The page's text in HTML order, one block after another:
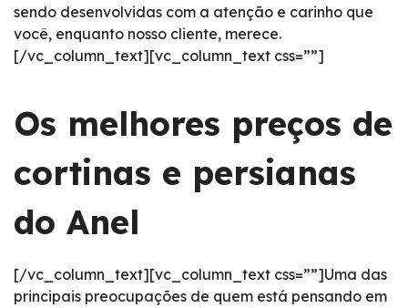
sendo desenvolvidas com a atenção e carinho que
você, enquanto nosso cliente, merece.
[/vc_column_text][vc_column_text css=””]
Os melhores preços de
cortinas e persianas
do Anel
[/vc_column_text][vc_column_text css=””]Uma das
principais preocupações de quem está pensando em